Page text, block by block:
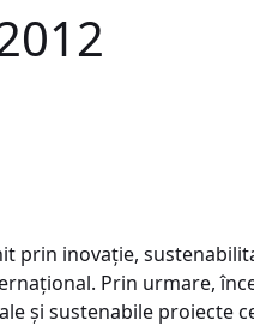
prin inovaţie,
Prin urmare,
şi sustenabile proiecte